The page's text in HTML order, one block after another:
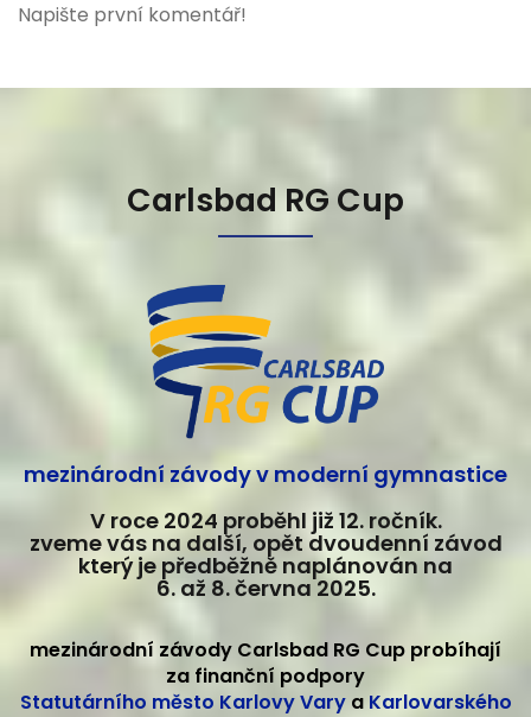
Napište první komentář!
Carlsbad RG Cup
mezinárodní závody v moderní gymnastice
V roce 2024 proběhl již 12. ročník.
zveme vás na další, opět dvoudenní závod
který je předběžně naplánován na
6. až 8. června 2025.
mezinárodní závody Carlsbad RG Cup probíhají
za finanční podpory
Statutárního město Karlovy Varya Karlovarského